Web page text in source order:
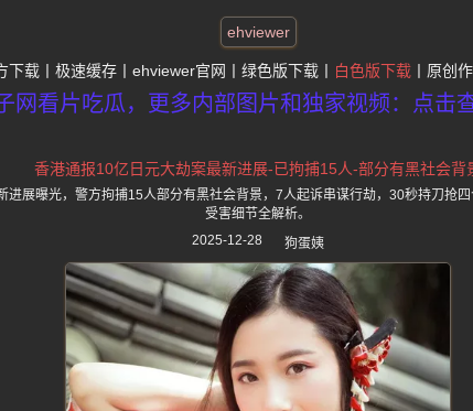
ehviewer
下载 极速缓存 ehviewer官网 绿色版下载 白色版下载 原创
网看片吃瓜，更多内部图片和独家视频：点击
香港通报10亿日元大劫案最新进展-已拘捕15人-部分有黑社会背
进展曝光，警方拘捕15人部分有黑社会背景，7人起诉串谋行劫，30秒持刀抢
受害细节全解析。
2025-12-28
狗蛋姨